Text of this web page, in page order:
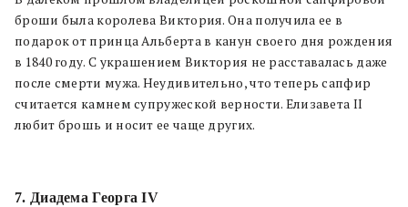
броши была королева Виктория. Она получила ее в
подарок от принца Альберта в канун своего дня рождения
в 1840 году. С украшением Виктория не расставалась даже
после смерти мужа. Неудивительно, что теперь сапфир
считается камнем супружеской верности. Елизавета II
любит брошь и носит ее чаще других.
7. Диадема Георга IV